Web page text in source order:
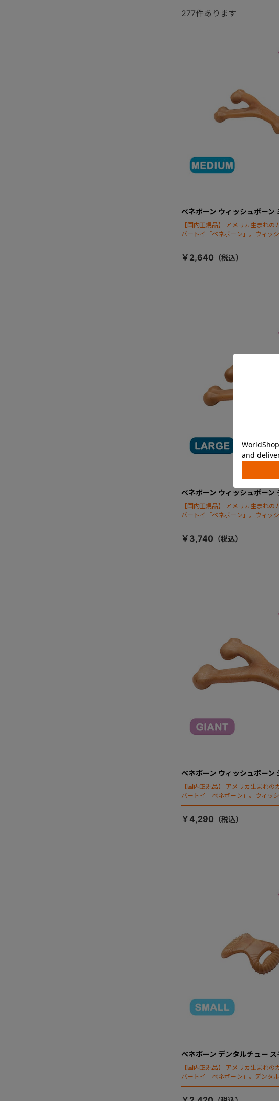
277件あります
ベネボーン ウィッシュボーン
【国内正規品】 アメリカ生まれの
バートイ「ベネボーン」。ウィッ
ネボーンのフラッグシップアイテ
￥2,640
ベネボーン ウィッシュボーン
【国内正規品】 アメリカ生まれの
バートイ「ベネボーン」。ウィッ
ネボーンのフラッグシップアイテ
￥3,740
ベネボーン ウィッシュボーン
【国内正規品】 アメリカ生まれの
バートイ「ベネボーン」。ウィッ
ネボーンのフラッグシップアイテ
￥4,290
ベネボーン デンタルチュー
【国内正規品】 アメリカ生まれの
バートイ「ベネボーン」。デンタ
を清潔に保つため凹凸を備えてい